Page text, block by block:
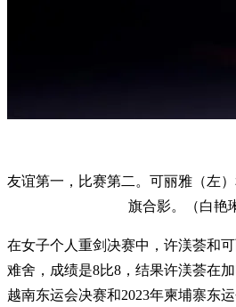
友谊第一，比赛第二。可丽雅（左
旗合影。（白艳
在女子个人重剑决赛中，许渼荟和
难舍，成绩是8比8，结果许渼荟在
越南东运会决赛和2023年柬埔寨东